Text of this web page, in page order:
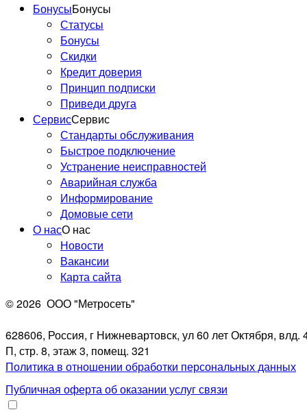
БонусыБонусы
Статусы
Бонусы
Скидки
Кредит доверия
Принцип подписки
Приведи друга
СервисСервис
Стандарты обслуживания
Быстрое подключение
Устранение неисправностей
Аварийная служба
Информирование
Домовые сети
О насО нас
Новости
Вакансии
Карта сайта
© 2026 ООО "Метросеть"
628606, Россия, г Нижневартовск, ул 60 лет Октября, влд.
П, стр. 8, этаж 3, помещ. 321
Политика в отношении обработки персональных данных
Публичная оферта об оказании услуг связи